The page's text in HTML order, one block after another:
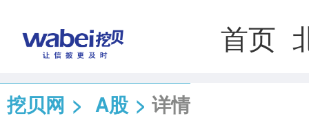
首页
挖贝网 > A股 > 详情